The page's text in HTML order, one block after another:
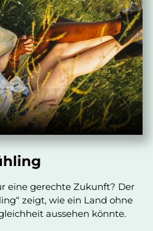
eine gerechte Zukunft? Der
zeigt, wie ein Land ohne
aussehen könnte.